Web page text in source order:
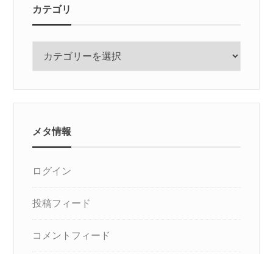
カテゴリ
メタ情報
ログイン
投稿フィード
コメントフィード